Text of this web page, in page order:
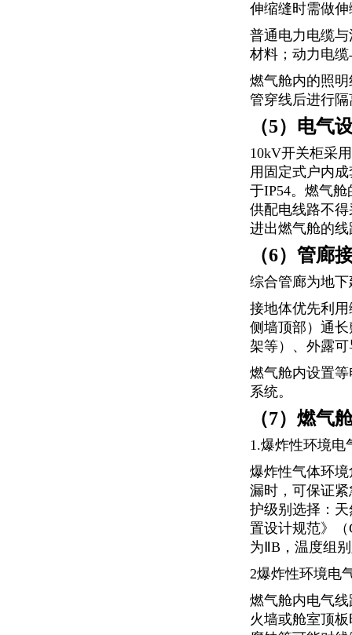
伸缩缝时需做
普通电力电缆
材料；动力电
燃气舱内的照
管穿线后进行
（5）电气
10kV开关柜采
用固定式户内
于IP54。燃气
供配电线路不
进出燃气舱的
（6）管廊
综合管廊为地
接地体优先利
侧墙顶部）通
架等）、外露
燃气舱内设置
系统。
（7）燃气
1.爆炸性环境电
爆炸性气体环
漏时，可保证
护级别选择：
置设计规范》
为ⅡB，温度组
2爆炸性环境电
燃气舱内电气
火墙或舱室顶